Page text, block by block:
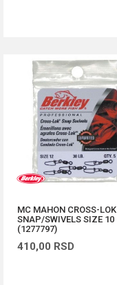
MC MAHON CROSS-LOK
SNAP/SWIVELS SIZE 10
(1277797)
410,00 RSD